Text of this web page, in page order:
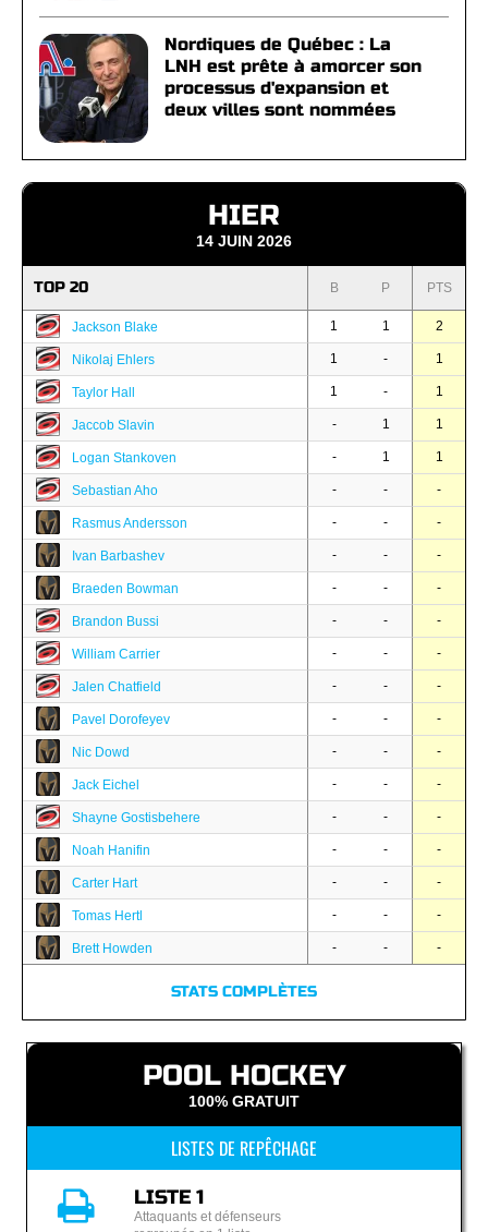
Nordiques de Québec : La
LNH est prête à amorcer son
processus d'expansion et
deux villes sont nommées
HIER
14 JUIN 2026
TOP 20 B P PTS
Jackson Blake 1 1 2
Nikolaj Ehlers 1 - 1
Taylor Hall 1 - 1
Jaccob Slavin - 1 1
Logan Stankoven - 1 1
Sebastian Aho - - -
Rasmus Andersson - - -
Ivan Barbashev - - -
Braeden Bowman - - -
Brandon Bussi - - -
William Carrier - - -
Jalen Chatfield - - -
Pavel Dorofeyev - - -
Nic Dowd - - -
Jack Eichel - - -
Shayne Gostisbehere - - -
Noah Hanifin - - -
Carter Hart - - -
Tomas Hertl - - -
Brett Howden - - -
STATS COMPLÈTES
POOL HOCKEY
100% GRATUIT
LISTES DE REPÊCHAGE
LISTE 1
Attaquants et défenseurs